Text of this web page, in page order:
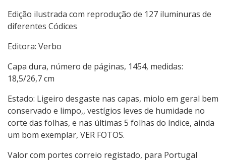
Edição ilustrada com reprodução de 127 iluminuras de
diferentes Códices
Editora: Verbo
Capa dura, número de páginas, 1454, medidas:
18,5/26,7 cm
Estado: Ligeiro desgaste nas capas, miolo em geral bem
conservado e limpo,, vestígios leves de humidade no
corte das folhas, e nas últimas 5 folhas do índice, ainda
um bom exemplar, VER FOTOS.
Valor com portes correio registado, para Portugal